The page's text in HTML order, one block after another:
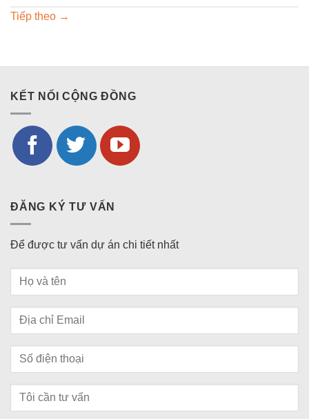
Tiếp theo →
KẾT NỐI CỘNG ĐỒNG
ĐĂNG KÝ TƯ VẤN
Để được tư vấn dự án chi tiết nhất